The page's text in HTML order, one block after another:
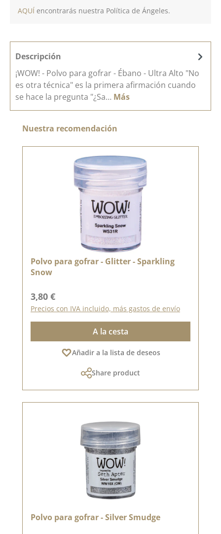
AQUÍ encontrarás nuestra Política de Ángeles.
Descripción
¡WOW! - Polvo para gofrar - Ébano - Ultra Alto "No
es otra técnica" es la primera afirmación cuando
se hace la pregunta "¿Sa… Más
Omitir la galería de productos
Nuestra recomendación
Polvo para gofrar - Glitter - Sparkling
Snow
Precio normal:
3,80 €
Precios con IVA incluido, más gastos de envío
A la cesta
Añadir a la lista de deseos
Share product
Polvo para gofrar - Silver Smudge